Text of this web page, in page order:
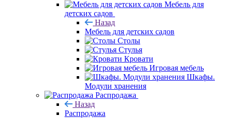
Мебель для
детских садов
Назад
Мебель для детских садов
Столы
Стулья
Кровати
Игровая мебель
Шкафы.
Модули хранения
Распродажа
Назад
Распродажа